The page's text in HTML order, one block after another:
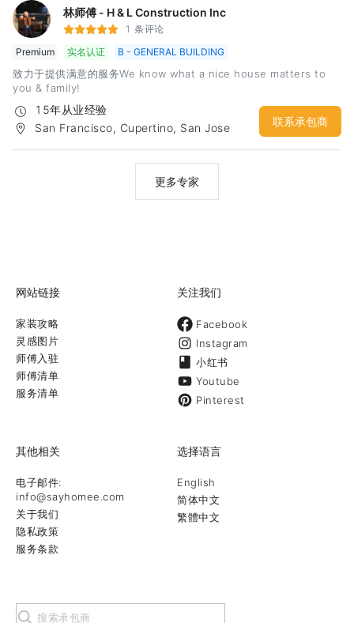
林师傅 - H & L Construction Inc
1 条评论
Premium
实名认证 B - GENERAL BUILDING
致力于提供满意的服务We know what a nice house matters to
you & family!
15年从业经验
San Francisco, Cupertino, San Jose
联系承包商
更多专家
网站链接
家装攻略
灵感图片
师傅入驻
师傅清单
服务清单
关注我们
Facebook
Instagram
小红书
Youtube
Pinterest
其他相关
电子邮件:
info@sayhomee.com
关于我们
隐私政策
服务条款
选择语言
English
简体中文
繁體中文